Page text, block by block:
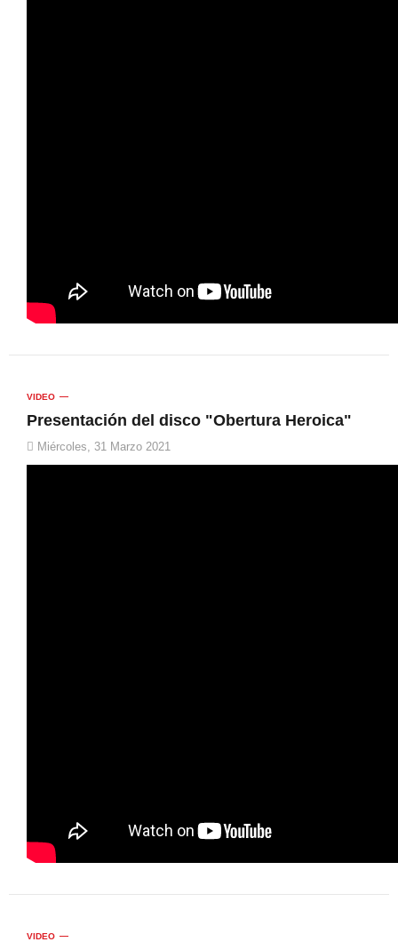
VIDEO
Presentación del disco "Obertura Heroica"
Miércoles, 31 Marzo 2021
VIDEO